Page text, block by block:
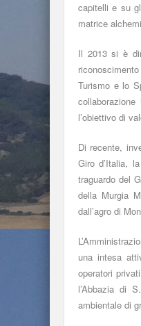
capitelli e su
matrice
Il 2013 si è
Turismo e lo
l’obiettivo di
Di recente,
Giro d’Italia,
traguardo del
della Murgia
dall’agro di
una intesa
operatori
l’Abbazia di
ambientale di